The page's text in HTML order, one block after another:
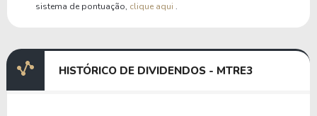
sistema de pontuação, clique aqui .
HISTÓRICO DE DIVIDENDOS - MTRE3